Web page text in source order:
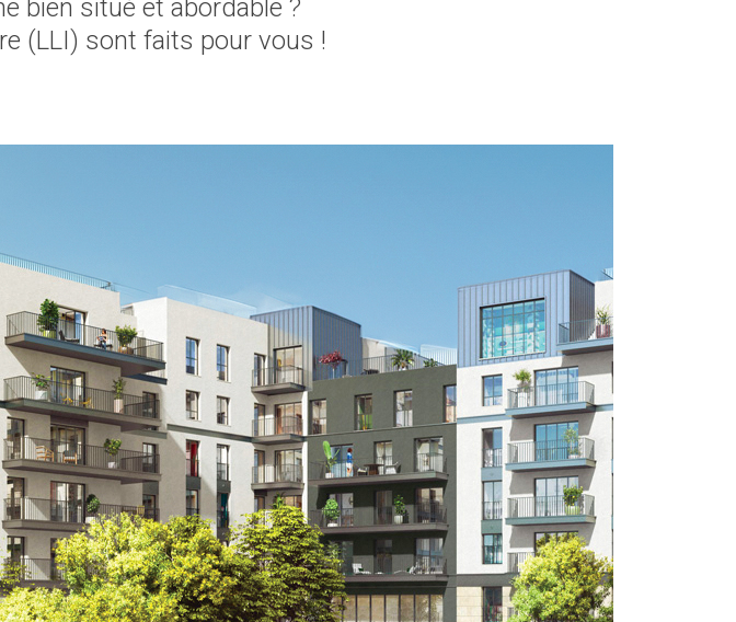
bien situé et abordable ?
(LLI) sont faits pour vous !